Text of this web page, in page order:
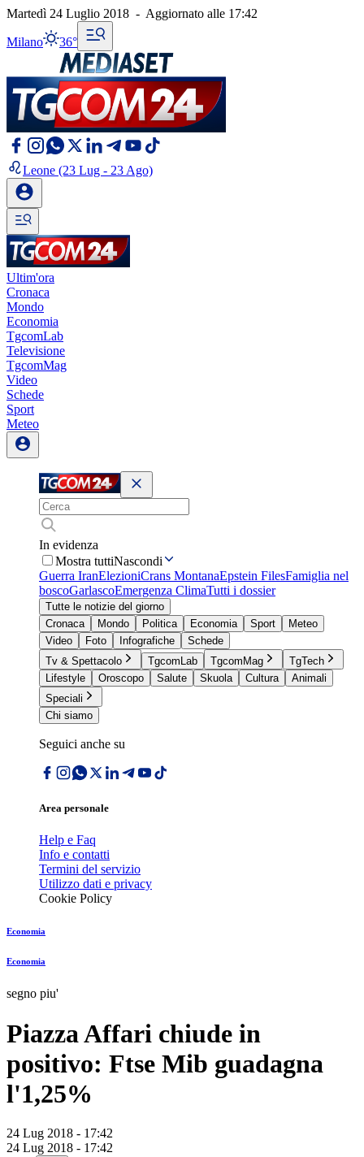
Martedì 24 Luglio 2018 - Aggiornato alle 17:42
Milano 36°
Leone (23 Lug - 23 Ago)
Ultim'ora
Cronaca
Mondo
Economia
TgcomLab
Televisione
TgcomMag
Video
Schede
Sport
Meteo
In evidenza
Mostra tuttiNascondi
Guerra IranElezioniCrans MontanaEpstein FilesFamiglia nel
boscoGarlascoEmergenza ClimaTutti i dossier
Tutte le notizie del giorno
Cronaca
Mondo Politica Economia Sport
Meteo
Video
Foto Infografiche
Schede
Tv & Spettacolo
TgcomLab TgcomMag
TgTech
Lifestyle
Oroscopo Salute Skuola Cultura
Animali
Speciali
Chi siamo
Seguici anche su
Area personale
Help e Faq
Info e contatti
Termini del servizio
Utilizzo dati e privacy
Cookie Policy
Economia
Economia
segno piu'
Piazza Affari chiude in
positivo: Ftse Mib guadagna
l'1,25%
24 Lug 2018 - 17:42
24 Lug 2018 - 17:42